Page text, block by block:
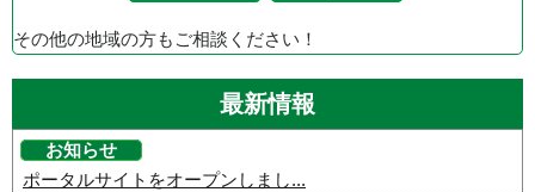
その他の地域の方もご相談ください！
最新情報
お知らせ
ポータルサイトをオープンしまし...